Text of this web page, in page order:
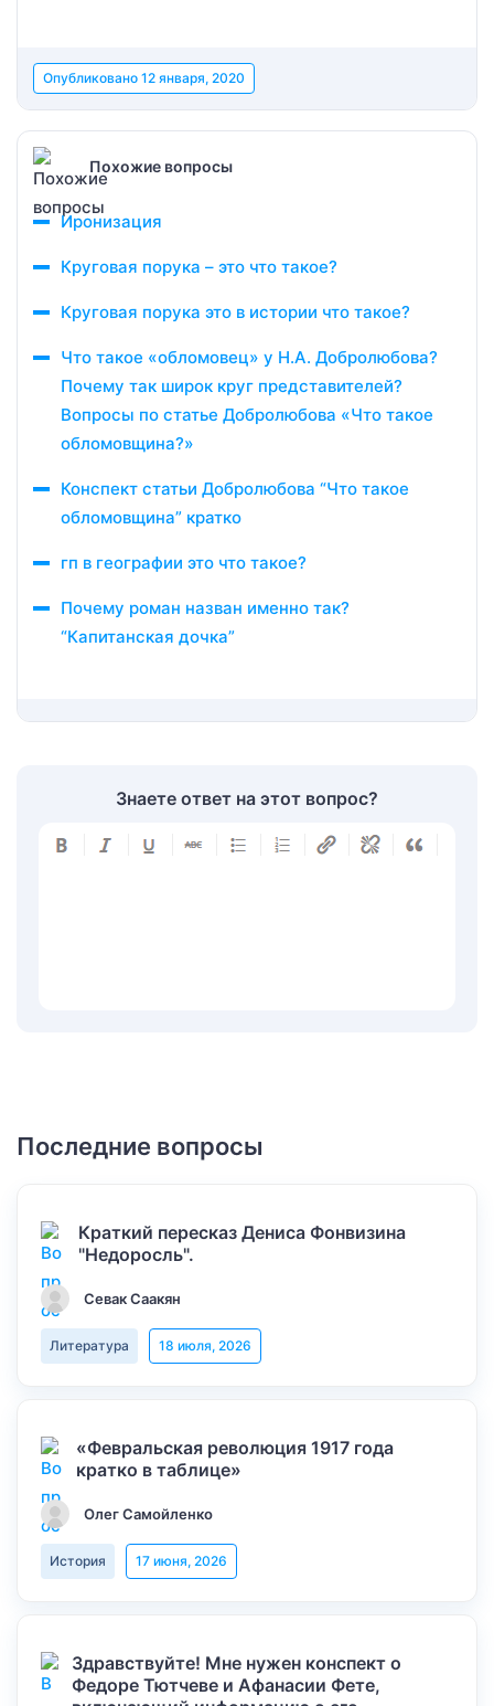
Опубликовано 12 января, 2020
Похожие вопросы
Иронизация
Круговая порука – это что такое?
Круговая порука это в истории что такое?
Что такое «обломовец» у Н.А. Добролюбова?
Почему так широк круг представителей?
Вопросы по статье Добролюбова «Что такое
обломовщина?»
Конспект статьи Добролюбова “Что такое
обломовщина” кратко
гп в географии это что такое?
Почему роман назван именно так?
“Капитанская дочка”
Знаете ответ на этот вопрос?
Последние вопросы
Краткий пересказ Дениса Фонвизина
"Недоросль".
Севак Саакян
Литература 18 июля, 2026
«Февральская революция 1917 года
кратко в таблице»
Олег Самойленко
История 17 июня, 2026
Здравствуйте! Мне нужен конспект о
Федоре Тютчеве и Афанасии Фете,